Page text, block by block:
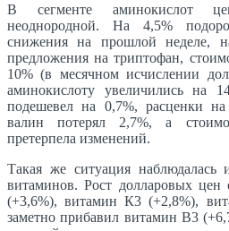
В сегменте аминокислот
неоднородной. На 4,5%
снижения на прошлой неделе,
предложения на триптофан,
10% (в месячном исчислении
аминокислоту увеличились на
подешевел на 0,7%, расценки
валин потерял 2,7%, а
претерпела изменений.
Такая же ситуация
витаминов. Рост долларовых цен
(+3,6%), витамин К3 (+2,8%),
заметно прибавил витамин В3